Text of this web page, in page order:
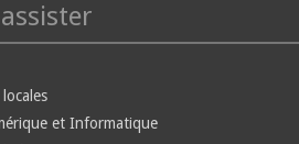
et Informatique